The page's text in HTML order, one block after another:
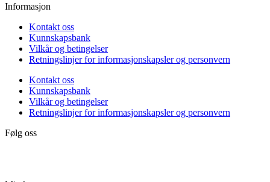
Informasjon
Kontakt oss
Kunnskapsbank
Vilkår og betingelser
Retningslinjer for informasjonskapsler og personvern
Kontakt oss
Kunnskapsbank
Vilkår og betingelser
Retningslinjer for informasjonskapsler og personvern
Følg oss